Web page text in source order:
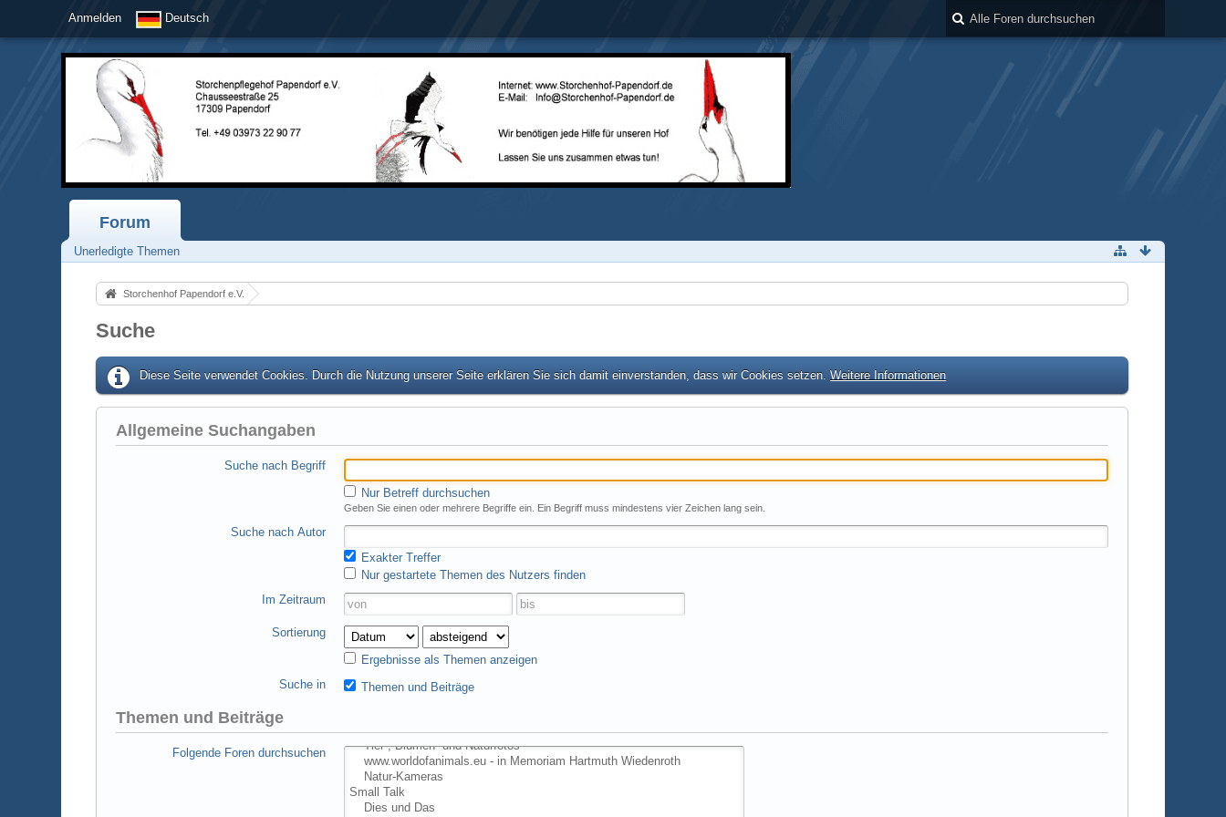
Anmelden Deutsch
Forum
Unerledigte Themen
Storchenhof Papendorf e.V.
Suche
Diese Seite verwendet Cookies. Durch die Nutzung unserer Seite erklären Sie sich damit einverstanden, dass wir Cookies setzen.Weitere Informationen
Allgemeine Suchangaben
Suche nach Begriff
Nur Betreff durchsuchen
Geben Sie einen oder mehrere Begriffe ein. Ein Begriff muss mindestens vier Zeichen lang sein.
Suche nach Autor
Exakter Treffer
Nur gestartete Themen des Nutzers finden
Im Zeitraum
Sortierung
Ergebnisse als Themen anzeigen
Suche in
Themen und Beiträge
Themen und Beiträge
Folgende Foren durchsuchen